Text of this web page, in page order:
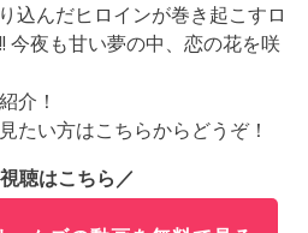
込んだヒロインが巻き起こすロ
今夜も甘い夢の中、恋の花を咲
介！
たい方はこちらからどうぞ！
聴はこちら／